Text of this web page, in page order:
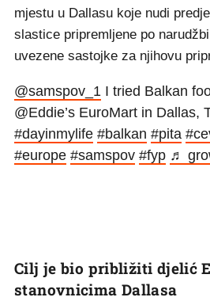
mjestu u Dallasu koje nudi
slastice pripremljene po
uvezene sastojke za njihovu
@samspov_1 I tried Balkan
@Eddie’s EuroMart in Dallas,
#dayinmylife #balkan #pita
#europe #samspov #fyp ♬
Cilj je bio približiti djelić
stanovnicima Dallasa